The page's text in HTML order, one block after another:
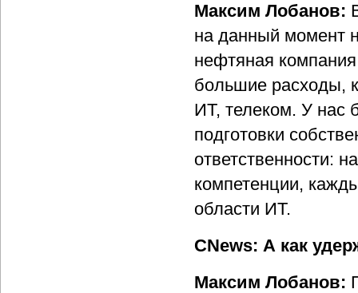
Максим Лобанов:
на данный момент
нефтяная
большие расходы,
ИТ, телеком. У нас
подготовки
ответственности:
компетенции,
области ИТ.
CNews: А как
Максим Лобанов: